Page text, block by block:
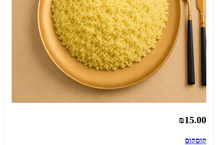
₪15.00
קוסקוס